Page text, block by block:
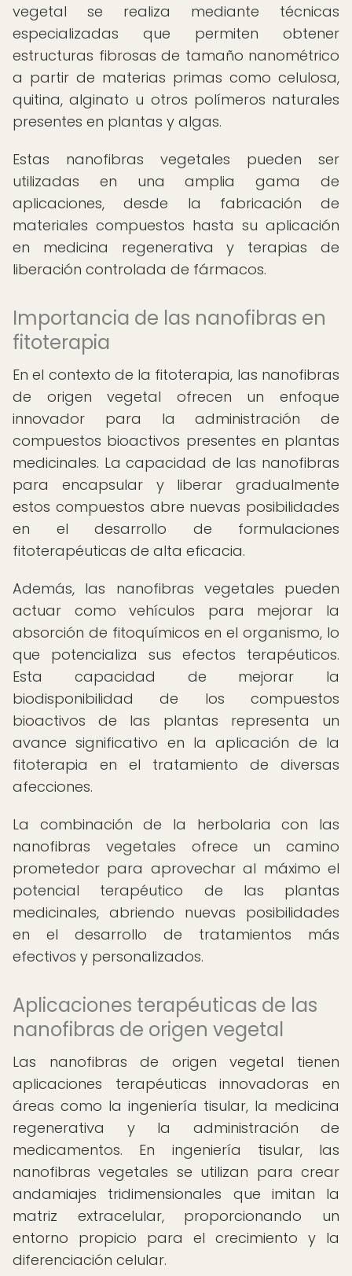
vegetal se realiza mediante técnicas
especializadas que permiten obtener
estructuras fibrosas de tamaño nanométrico
a partir de materias primas como celulosa,
quitina, alginato u otros polímeros naturales
presentes en plantas y algas.
Estas nanofibras vegetales pueden ser
utilizadas en una amplia gama de
aplicaciones, desde la fabricación de
materiales compuestos hasta su aplicación
en medicina regenerativa y terapias de
liberación controlada de fármacos.
Importancia de las nanofibras en
fitoterapia
En el contexto de la fitoterapia, las nanofibras
de origen vegetal ofrecen un enfoque
innovador para la administración de
compuestos bioactivos presentes en plantas
medicinales. La capacidad de las nanofibras
para encapsular y liberar gradualmente
estos compuestos abre nuevas posibilidades
en el desarrollo de formulaciones
fitoterapéuticas de alta eficacia.
Además, las nanofibras vegetales pueden
actuar como vehículos para mejorar la
absorción de fitoquímicos en el organismo, lo
que potencializa sus efectos terapéuticos.
Esta capacidad de mejorar la
biodisponibilidad de los compuestos
bioactivos de las plantas representa un
avance significativo en la aplicación de la
fitoterapia en el tratamiento de diversas
afecciones.
La combinación de la herbolaria con las
nanofibras vegetales ofrece un camino
prometedor para aprovechar al máximo el
potencial terapéutico de las plantas
medicinales, abriendo nuevas posibilidades
en el desarrollo de tratamientos más
efectivos y personalizados.
Aplicaciones terapéuticas de las
nanofibras de origen vegetal
Las nanofibras de origen vegetal tienen
aplicaciones terapéuticas innovadoras en
áreas como la ingeniería tisular, la medicina
regenerativa y la administración de
medicamentos. En ingeniería tisular, las
nanofibras vegetales se utilizan para crear
andamiajes tridimensionales que imitan la
matriz extracelular, proporcionando un
entorno propicio para el crecimiento y la
diferenciación celular.